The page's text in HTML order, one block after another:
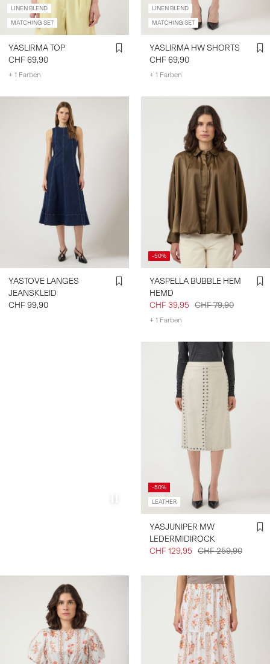
LINEN BLEND
MATCHING SET
YASLIRMA TOP
CHF 69,90
+ 1 Farben
LINEN BLEND
MATCHING SET
YASLIRMA HW SHORTS
CHF 69,90
+ 1 Farben
YASTOVE LANGES
JEANSKLEID
CHF 99,90
-50%
YASPELLA BUBBLE HEM
HEMD
CHF 39,95 CHF 79,90
+ 1 Farben
-50%
LEATHER
YASJUNIPER MW
LEDERMIDIROCK
CHF 129,95 CHF 259,90